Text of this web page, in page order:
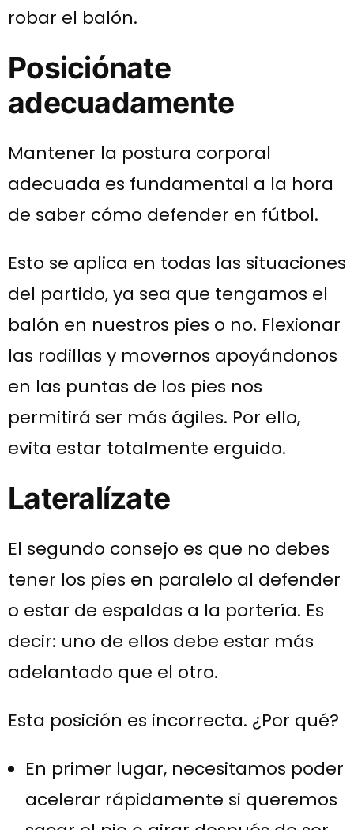
robar el balón.
Posiciónate
adecuadamente
Mantener la postura corporal
adecuada es fundamental a la hora
de saber cómo defender en fútbol.
Esto se aplica en todas las situaciones
del partido, ya sea que tengamos el
balón en nuestros pies o no. Flexionar
las rodillas y movernos apoyándonos
en las puntas de los pies nos
permitirá ser más ágiles. Por ello,
evita estar totalmente erguido.
Lateralízate
El segundo consejo es que no debes
tener los pies en paralelo al defender
o estar de espaldas a la portería. Es
decir: uno de ellos debe estar más
adelantado que el otro.
Esta posición es incorrecta. ¿Por qué?
En primer lugar, necesitamos poder
acelerar rápidamente si queremos